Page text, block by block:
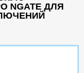
NGATE ДЛЯ